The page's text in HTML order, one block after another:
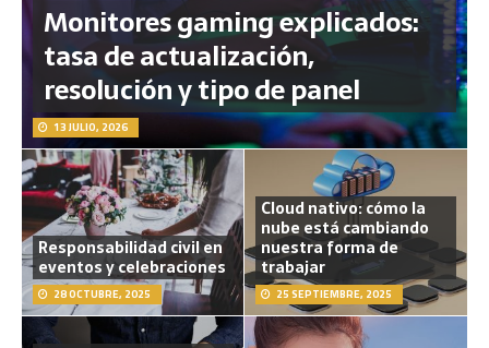
Monitores gaming explicados:
tasa de actualización,
resolución y tipo de panel
13 JULIO, 2026
Responsabilidad civil en
eventos y celebraciones
28 OCTUBRE, 2025
Cloud nativo: cómo la
nube está cambiando
nuestra forma de
trabajar
25 SEPTIEMBRE, 2025